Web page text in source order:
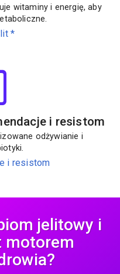
witaminy i energię, aby
*
i resistom
odżywianie i
i resistom
jelitowy i
motorem